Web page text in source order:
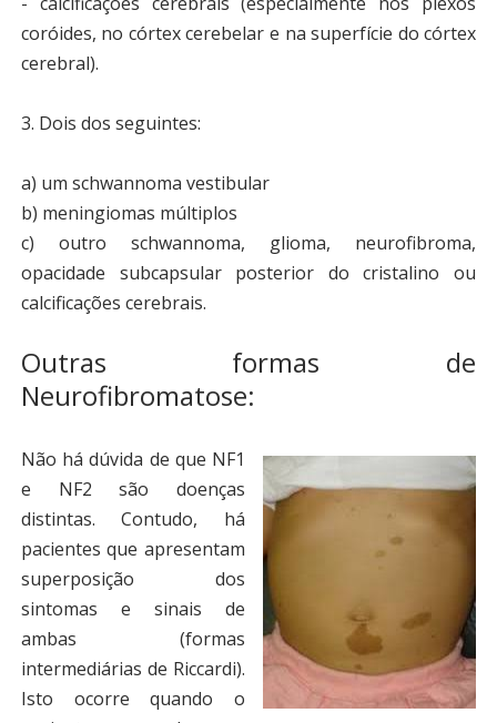
coróides, no córtex cerebelar e na superfície do córtex
cerebral).
3. Dois dos seguintes:
a) um schwannoma vestibular
b) meningiomas múltiplos
c) outro schwannoma, glioma, neurofibroma,
opacidade subcapsular posterior do cristalino ou
calcificações cerebrais.
Outras formas de
Neurofibromatose:
Não há dúvida de que NF1
e NF2 são doenças
distintas. Contudo, há
pacientes que apresentam
superposição dos
sintomas e sinais de
ambas (formas
intermediárias de Riccardi).
Isto ocorre quando o